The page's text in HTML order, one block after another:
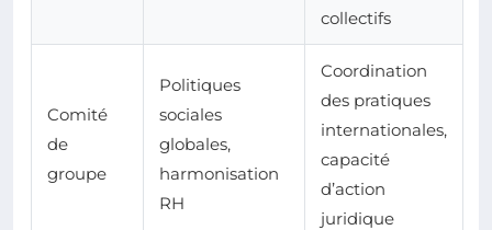
collectifs
Comité
de
groupe
Politiques
sociales
globales,
harmonisation
RH
Coordination
des pratiques
internationales,
capacité
d’action
juridique